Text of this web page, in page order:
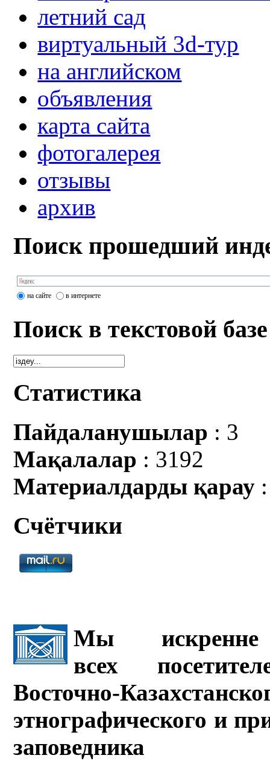
летний сад
виртуальный 3d-тур
на английском
объявления
карта сайта
фотогалерея
отзывы
архив
Поиск прошедший
на сайте в интернете
Поиск в текстовой базе
Статистика
Пайдаланушылар : 3
Мақалалар : 3192
Материалдарды қарау
Счётчики
Мы искренне
всех
Восточно-
этнографического и
заповедника